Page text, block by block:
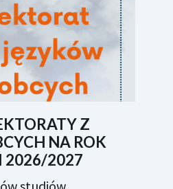
Z
NA ROK
2026/2027